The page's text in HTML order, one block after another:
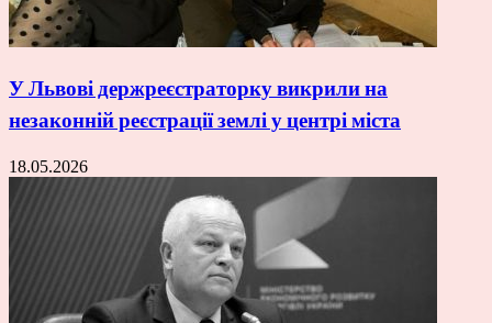
У Львові держреєстраторку викрили на
незаконній реєстрації землі у центрі міста
18.05.2026